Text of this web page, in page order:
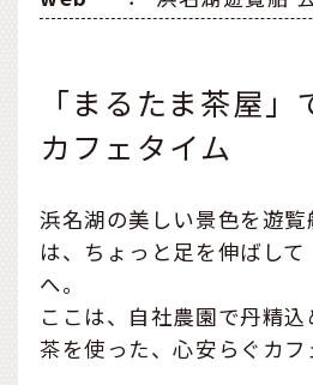
「まるたま茶屋
カフェタイム
浜名湖の美しい景色を遊
は、ちょっと足を伸ばして
へ。
ここは、自社農園で丹精
茶を使った、心安らぐカフ